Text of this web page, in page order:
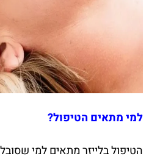
למי מתאים הטיפול?
הטיפול בלייזר מתאים למי